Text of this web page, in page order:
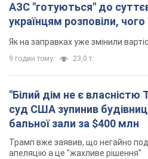
АЗС "готуються" до
українцям розповіли, чого
Як на заправках уже змінили
9 годин тому 23,0 т.
"Білий дім не є власністю
суд США зупинив
бальної зали за $400 млн
Трамп вже заявив, що негайно
апеляцію а це "жахливе рішення"